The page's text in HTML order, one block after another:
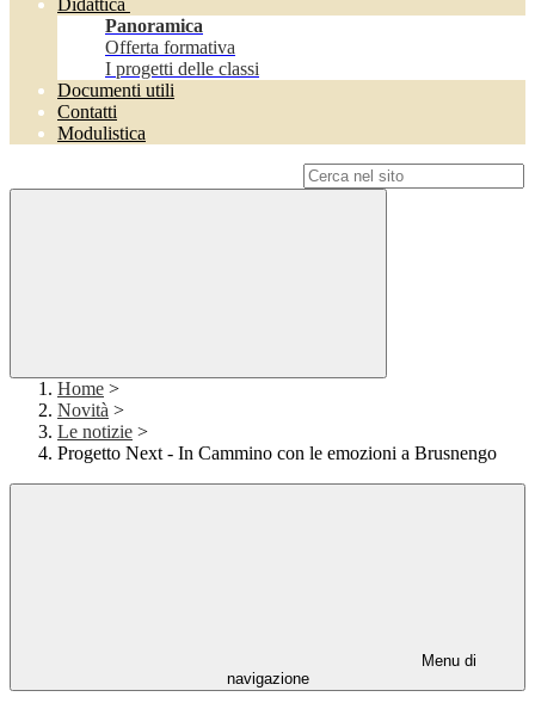
Didattica
Panoramica
Offerta formativa
I progetti delle classi
Documenti utili
Contatti
Modulistica
Home >
Novità >
Le notizie >
Progetto Next - In Cammino con le emozioni a Brusnengo
Menu di
navigazione